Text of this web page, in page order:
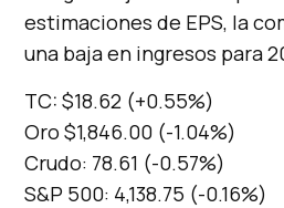
estimaciones de EPS, la
una baja en ingresos para
TC: $18.62 (+0.55%)
Oro $1,846.00 (-1.04%)
Crudo: 78.61 (-0.57%)
S&P 500: 4,138.75 (-0.16%)